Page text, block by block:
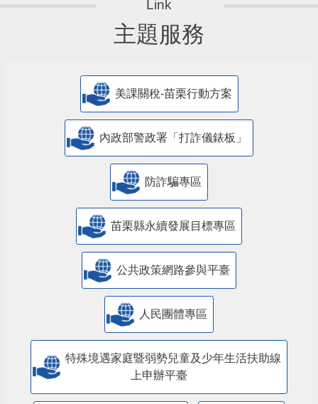
主題服務
美課關稅-苗栗行動方案
內政部警政署「打詐儀錶板」
防詐騙專區
苗栗縣永續發展目標專區
公共政策網路參與平臺
人民團體專區
特殊境遇家庭暨弱勢兒童及少年生活扶助線
上申辦平臺